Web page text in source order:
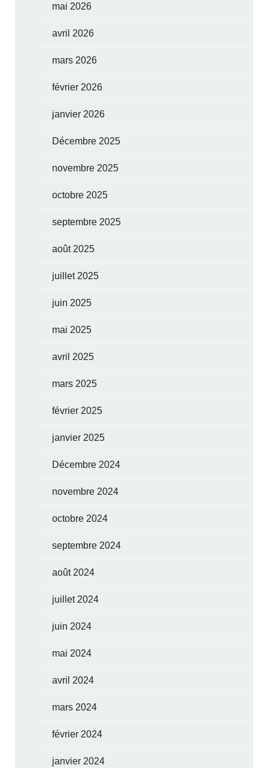
mai 2026
avril 2026
mars 2026
février 2026
janvier 2026
Décembre 2025
novembre 2025
octobre 2025
septembre 2025
août 2025
juillet 2025
juin 2025
mai 2025
avril 2025
mars 2025
février 2025
janvier 2025
Décembre 2024
novembre 2024
octobre 2024
septembre 2024
août 2024
juillet 2024
juin 2024
mai 2024
avril 2024
mars 2024
février 2024
janvier 2024